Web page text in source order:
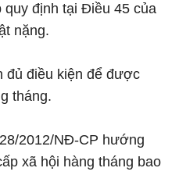
định tại Điều 45 của
nặng.
đủ điều kiện để được
tháng.
2012/NĐ-CP hướng
xã hội hàng tháng bao